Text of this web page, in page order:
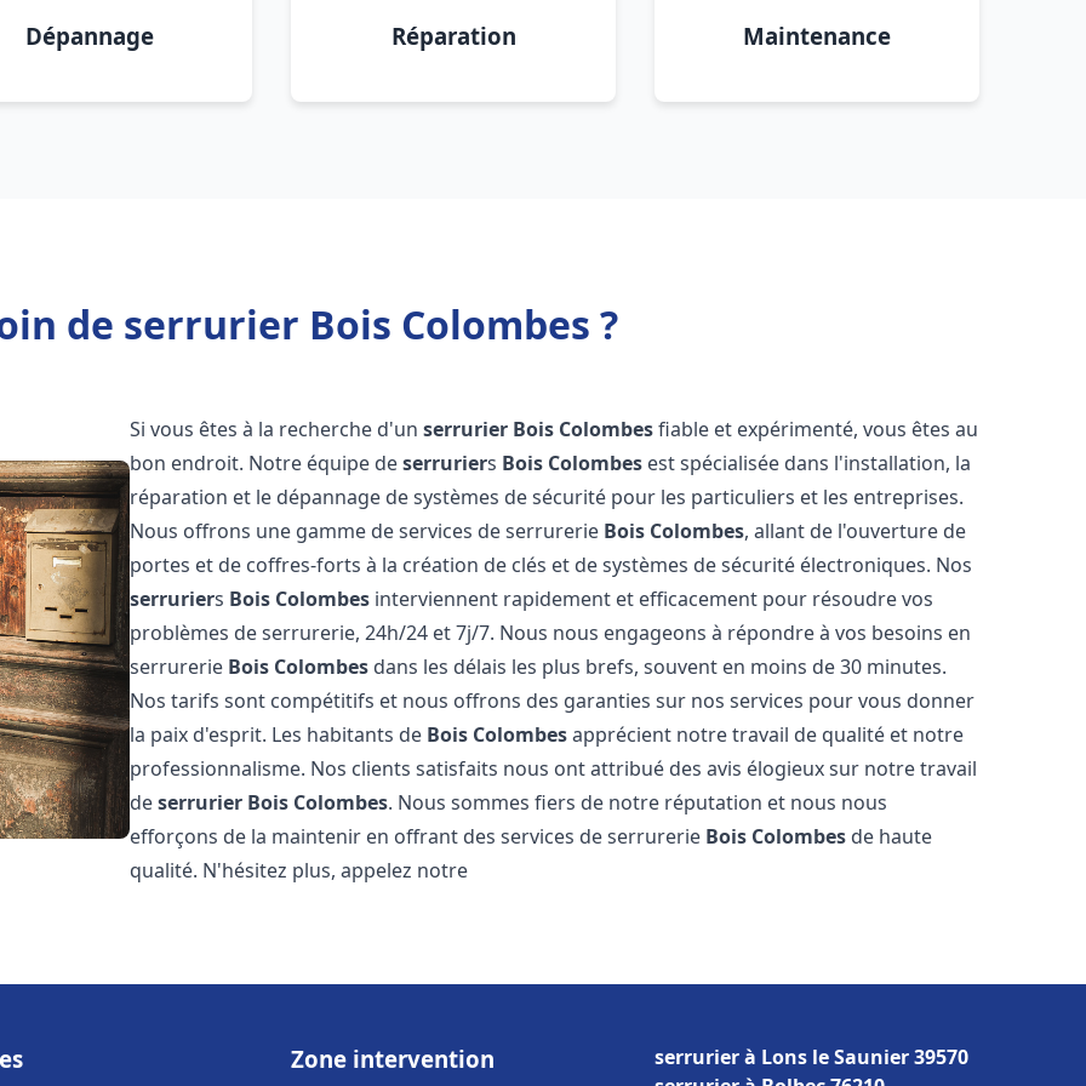
Dépannage Réparation Maintenance
de serrurier Bois Colombes ?
Si vous êtes à la recherche d'unserrurier Bois Colombesfiable et expérimenté, vous êtes au
bon endroit. Notre équipe deserruriers Bois Colombes est spécialisée dans l'installation, la
réparation et le dépannage de systèmes de sécurité pour les particuliers et les entreprises.
Nous offrons une gamme de services de serrurerie Bois Colombes, allant de l'ouverture de
portes et de coffres-forts à la création de clés et de systèmes de sécurité électroniques. Nos
serruriers Bois Colombes interviennent rapidement et efficacement pour résoudre vos
problèmes de serrurerie, 24h/24 et 7j/7. Nous nous engageons à répondre à vos besoins en
serrurerie Bois Colombes dans les délais les plus brefs, souvent en moins de 30 minutes.
Nos tarifs sont compétitifs et nous offrons des garanties sur nos services pour vous donner
la paix d'esprit. Les habitants de Bois Colombesapprécient notre travail de qualité et notre
professionnalisme. Nos clients satisfaits nous ont attribué des avis élogieux sur notre travail
deserrurier Bois Colombes. Nous sommes fiers de notre réputation et nous nous
efforçons de la maintenir en offrant des services de serrurerie Bois Colombes de haute
qualité. N'hésitez plus, appelez notre
Zone intervention
serrurier à Lons le Saunier 39570